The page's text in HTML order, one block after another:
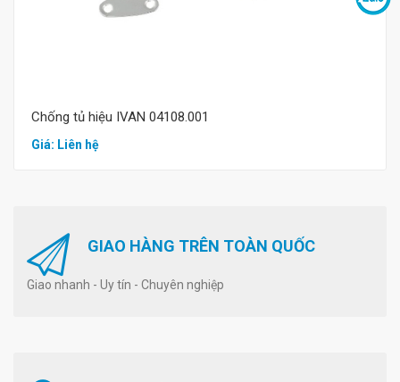
Chống tủ hiệu IVAN 04108.001
Giá: Liên hệ
GIAO HÀNG TRÊN TOÀN QUỐC
Giao nhanh - Uy tín - Chuyên nghiệp